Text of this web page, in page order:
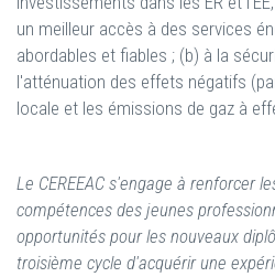
un meilleur accès à des services
abordables et fiables ; (b) à la
l'atténuation des effets négatifs
locale et les émissions de gaz à
Le CEREEAC s'engage à renforcer
compétences des jeunes
opportunités pour les nouveaux
troisième cycle d'acquérir une